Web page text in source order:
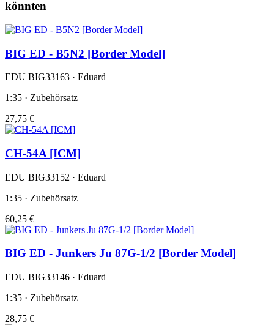
könnten
BIG ED - B5N2 [Border Model]
EDU BIG33163 · Eduard
1:35 · Zubehörsatz
27,75 €
CH-54A [ICM]
EDU BIG33152 · Eduard
1:35 · Zubehörsatz
60,25 €
BIG ED - Junkers Ju 87G-1/2 [Border Model]
EDU BIG33146 · Eduard
1:35 · Zubehörsatz
28,75 €